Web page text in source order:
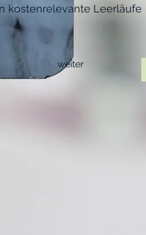
kostenrelevante Leerläufe
weiter